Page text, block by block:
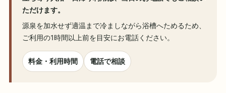
ただけます。
源泉を加水せず適温まで冷ましながら浴槽へためるため、
ご利用の1時間以上前を目安にお電話ください。
料金・利用時間 電話で相談